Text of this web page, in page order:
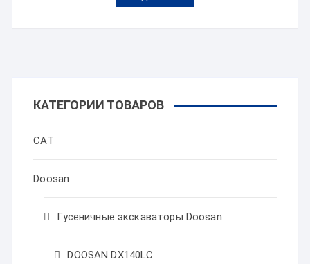
КАТЕГОРИИ ТОВАРОВ
CAT
Doosan
Гусеничные экскаваторы Doosan
DOOSAN DX140LC